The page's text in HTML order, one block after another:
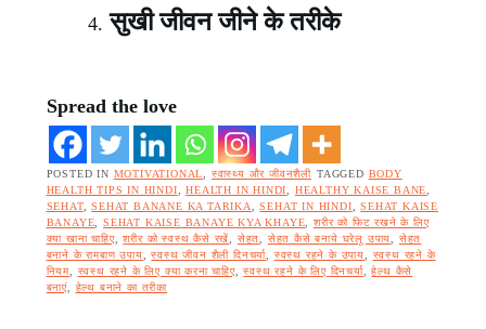
सुखी जीवन जीने के तरीके
Spread the love
POSTED IN MOTIVATIONAL स्वास्थ्य और जीवनशैली TAGGED BODY
HEALTH TIPS IN HINDI ,HEALTH IN HINDI HEALTHY KAISE BANE
SEHAT,SEHAT BANANE KA TARIKA ,SEHAT IN HINDI ,SEHAT KAISE
BANAYE
SEHAT KAISE BANAYE KYA KHAYE
शरीर को फिट रखने के लिए
क्या खाना चाहिए,शरीर को स्वस्थ कैसे रखें सेहत सेहत कैसे बनाये घरेलू उपाय
सेहत
बनाने के रामबाण उपाय ,स्वस्थ जीवन शैली दिनचर्या स्वस्थ रहने के उपाय
स्वस्थ रहने के
नियम, स्वस्थ रहने के लिए क्या करना चाहिए,स्वस्थ रहने के लिए दिनचर्या,हेल्थ कैसे
बनाएं, हेल्थ बनाने का तरीका